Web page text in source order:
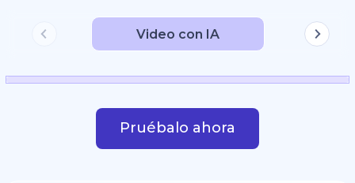
Video con IA
Pruébalo ahora